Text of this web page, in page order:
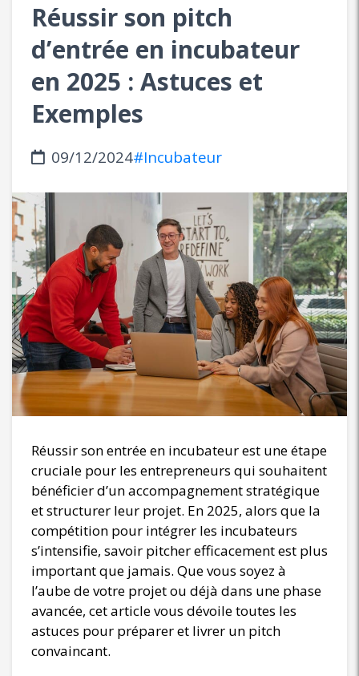
Réussir son pitch
d’entrée en incubateur
en 2025 : Astuces et
Exemples
09/12/2024#Incubateur
Réussir son entrée en incubateur est une étape
cruciale pour les entrepreneurs qui souhaitent
bénéficier d’un accompagnement stratégique
et structurer leur projet. En 2025, alors que la
compétition pour intégrer les incubateurs
s’intensifie, savoir pitcher efficacement est plus
important que jamais. Que vous soyez à
l’aube de votre projet ou déjà dans une phase
avancée, cet article vous dévoile toutes les
astuces pour préparer et livrer un pitch
convaincant.